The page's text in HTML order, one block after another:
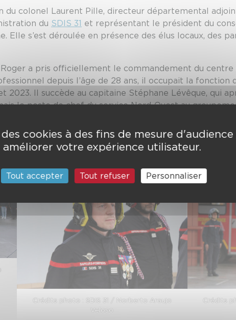
du colonel Laurent Pille, directeur départemental
du SDIS 31 et représentant le président du
Elle s’est déroulée en présence des élus locaux, des
a pris officiellement le commandement du centre
depuis l’âge de 28 ans, il occupait la fonction
2023. Il succède au capitaine Stéphane Lévêque, qui
le poste de chef du service Nord-Ouest au
dans leurs nouvelles fonctions.
remettre six diplômes et quatre grades aux
Crédits photo : SDIS 31 / Norberto Araujo
Veloso
Crédits
cookies à des fins de mesure
améliorer votre expérience utilisateur.
Tout accepter Tout refuser Personnaliser